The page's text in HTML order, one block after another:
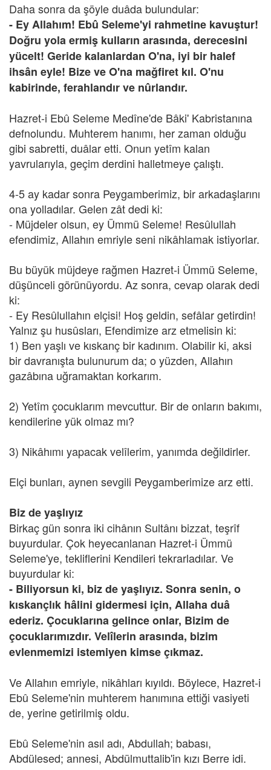
Daha sonra da şöyle duâda bulundular:
- Ey Allahım! Ebû Seleme'yi rahmetine kavuştur!
Doğru yola ermiş kulların arasında, derecesini
yücelt! Geride kalanlardan O'na, iyi bir halef
ihsân eyle! Bize ve O'na mağfiret kıl. O'nu
kabirinde, ferahlandır ve nûrlandır.
Hazret-i Ebû Seleme Medîne'de Bâki' Kabristanına
defnolundu. Muhterem hanımı, her zaman olduğu
gibi sabretti, duâlar etti. Onun yetîm kalan
yavrularıyla, geçim derdini halletmeye çalıştı.
4-5 ay kadar sonra Peygamberimiz, bir arkadaşlarını
ona yolladılar. Gelen zât dedi ki:
- Müjdeler olsun, ey Ümmü Seleme! Resûlullah
efendimiz, Allahın emriyle seni nikâhlamak istiyorlar.
Bu büyük müjdeye rağmen Hazret-i Ümmü Seleme,
düşünceli görünüyordu. Az sonra, cevap olarak dedi
ki:
- Ey Resûlullahın elçisi! Hoş geldin, sefâlar getirdin!
Yalnız şu husûsları, Efendimize arz etmelisin ki:
1) Ben yaşlı ve kıskanç bir kadınım. Olabilir ki, aksi
bir davranışta bulunurum da; o yüzden, Allahın
gazâbına uğramaktan korkarım.
2) Yetîm çocuklarım mevcuttur. Bir de onların bakımı,
kendilerine yük olmaz mı?
3) Nikâhımı yapacak velîlerim, yanımda değildirler.
Elçi bunları, aynen sevgili Peygamberimize arz etti.
Biz de yaşlıyız
Birkaç gün sonra iki cihânın Sultânı bizzat, teşrîf
buyurdular. Çok heyecanlanan Hazret-i Ümmü
Seleme'ye, tekliflerini Kendileri tekrarladılar. Ve
buyurdular ki:
- Biliyorsun ki, biz de yaşlıyız. Sonra senin, o
kıskançlık hâlini gidermesi için, Allaha duâ
ederiz. Çocuklarına gelince onlar, Bizim de
çocuklarımızdır. Velîlerin arasında, bizim
evlenmemizi istemiyen kimse çıkmaz.
Ve Allahın emriyle, nikâhları kıyıldı. Böylece, Hazret-i
Ebû Seleme'nin muhterem hanımına ettiği vasiyeti
de, yerine getirilmiş oldu.
Ebû Seleme'nin asıl adı, Abdullah; babası,
Abdülesed; annesi, Abdülmuttalib'in kızı Berre idi.